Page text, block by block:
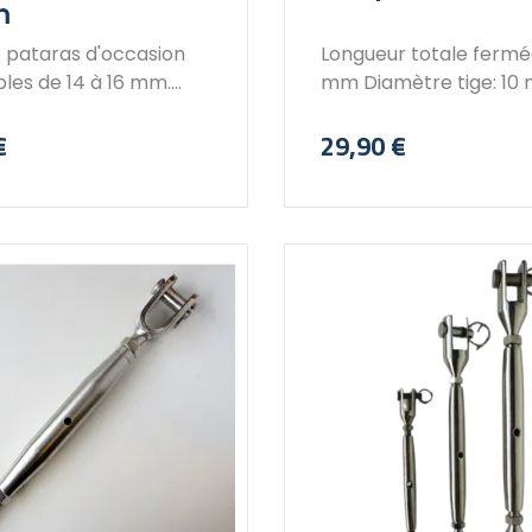
pataras d'occasion
de 14 à 16 mm.
mât et la tension
optimiser les
:
Longueur totale
mm Diamètre tige:
Prix
29,90 €